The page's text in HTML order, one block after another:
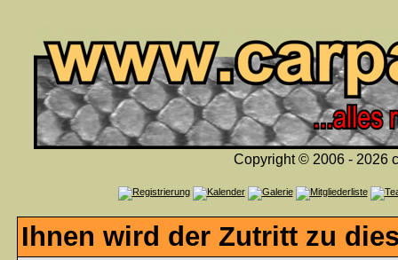
Copyright © 2006 - 2026
Ihnen wird der Zutritt zu